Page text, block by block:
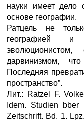
науки имеет дело
основе географии.
Ратцель не
географией и
дарвинизмом,
Последняя
пространство”.
Лит.: Ratzel F.
Idem. Studien bber
Zeitschrift. Bd. 1.